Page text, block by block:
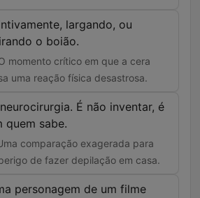
largando, ou
o boião.
momento crítico em que a cera
uma reação física desastrosa.
É não inventar, é
quem sabe.
comparação exagerada para
de fazer depilação em casa.
personagem de um filme